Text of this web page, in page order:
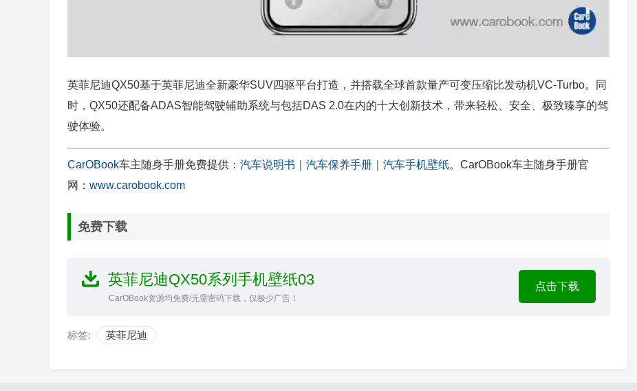
英菲尼迪QX50基于英菲尼迪全新豪华SUV四驱平台打造，并搭载全球首款量产可变压缩比发动机VC-Turbo。同
时，QX50还配备ADAS智能驾驶辅助系统与包括DAS 2.0在内的十大创新技术，带来轻松、安全、极致臻享的驾
驶体验。
CarOBook车主随身手册免费提供： 汽车说明书 汽车保养手册 汽车手机壁纸。CarOBook车主随身手册官
网： www.carobook.com
免费下载
英菲尼迪QX50系列手机壁纸03
CarOBook资源均免费/无需密码下载，仅极少广告！
点击下载
标签: 英菲尼迪